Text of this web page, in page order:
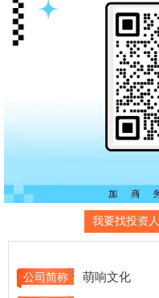
我要找投资人
公司简称 萌响文化